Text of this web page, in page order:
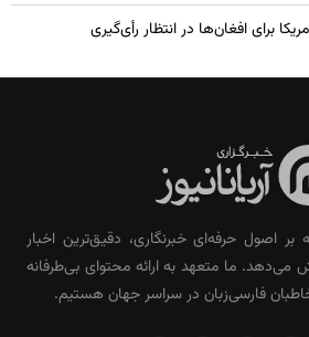
برای افغان‌ها در انتظار رأی‌گیری
بر اصول حرفه‌ای خبرنگاری، دقیق‌ترین اخبار
می‌دهد. ما متعهد به ارائه محتوای بی‌طرفانه
فارسی‌زبان در سراسر جهان هستیم.